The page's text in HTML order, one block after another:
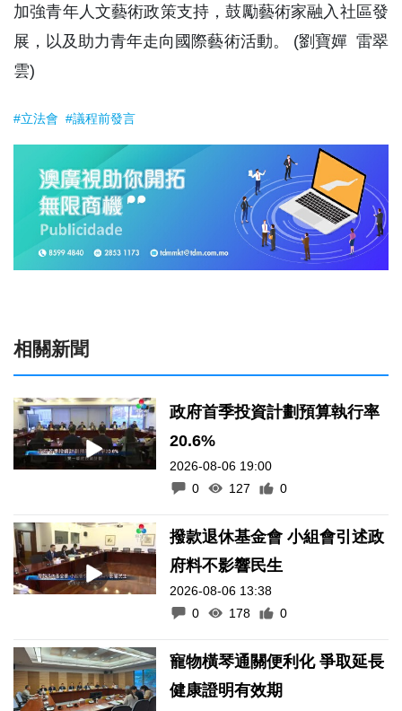
加強青年人文藝術政策支持，鼓勵藝術家融入社區發
展，以及助力青年走向國際藝術活動。 (劉寶嬋 雷翠
雲)
#立法會 #議程前發言
相關新聞
政府首季投資計劃預算執行率
20.6%
2026-08-06 19:00
0
127 0
撥款退休基金會 小組會引述政
府料不影響民生
2026-08-06 13:38
0
178 0
寵物橫琴通關便利化 爭取延長
健康證明有效期